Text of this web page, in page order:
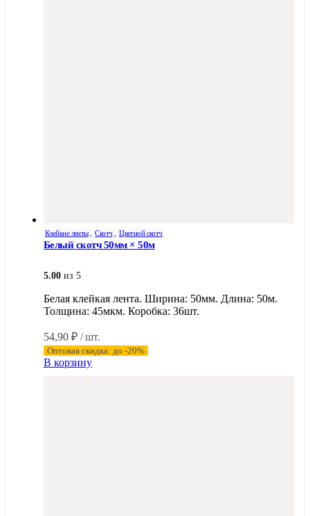
Клейкие ленты, Скотч , Цветной скотч
Белый скотч 50мм × 50м
5.00 из 5
Белая клейкая лента. Ширина: 50мм. Длина: 50м.
Толщина: 45мкм. Коробка: 36шт.
54,90 ₽ / шт.
Оптовая скидка: до -20%
В корзину